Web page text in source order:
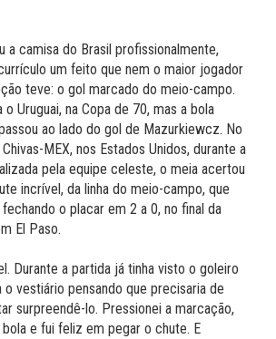
a camisa do Brasil profissionalmente,
um feito que nem o maior jogador
teve: o gol marcado do meio-campo.
Uruguai, na Copa de 70, mas a bola
ao lado do gol de Mazurkiewcz. No
MEX, nos Estados Unidos, durante a
pela equipe celeste, o meia acertou
incrível, da linha do meio-campo, que
o placar em 2 a 0, no final da
El Paso.
Durante a partida já tinha visto o goleiro
o vestiário pensando que precisaria de
surpreendê-lo. Pressionei a marcação,
e fui feliz em pegar o chute. E